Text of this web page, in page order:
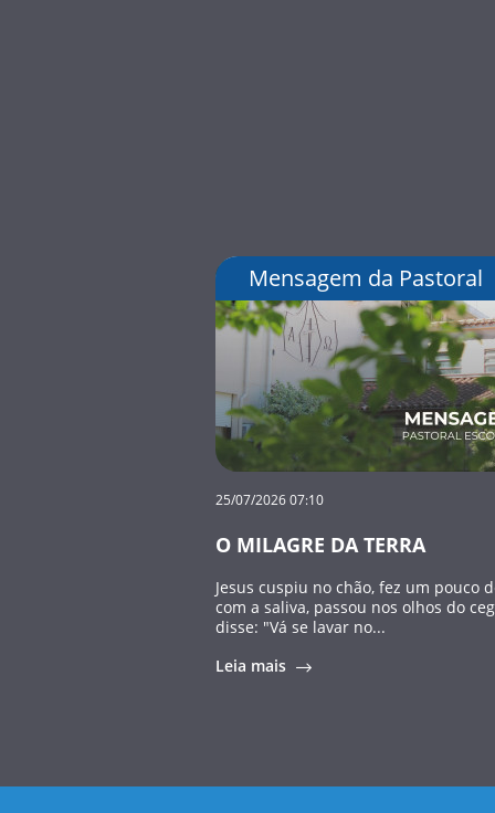
Mensagem da Pastoral
25/07/2026 07:10
O MILAGRE DA TERRA
Jesus cuspiu no chão, fez um pouco
com a saliva, passou nos olhos do
disse: "Vá se lavar no...
Leia mais